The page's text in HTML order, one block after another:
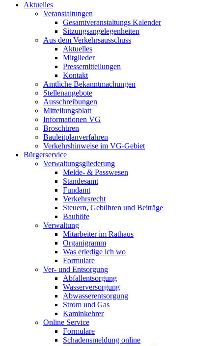
Aktuelles
Veranstaltungen
Gesamtveranstaltungs Kalender
Sitzungsangelegenheiten
Aus dem Verkehrsausschuss
Aktuelles
Mitglieder
Pressemitteilungen
Kontakt
Amtliche Bekanntmachungen
Stellenangebote
Ausschreibungen
Mitteilungsblatt
Informationen VG
Broschüren
Bauleitplanverfahren
Verkehrshinweise im VG-Gebiet
Bürgerservice
Verwaltungsgliederung
Melde- & Passwesen
Standesamt
Fundamt
Verkehrsrecht
Steuern, Gebühren und Beiträge
Bauhöfe
Verwaltung
Mitarbeiter im Rathaus
Organigramm
Was erledige ich wo
Formulare
Ver- und Entsorgung
Abfallentsorgung
Wasserversorgung
Abwasserentsorgung
Strom und Gas
Kaminkehrer
Online Service
Formulare
Schadensmeldung online